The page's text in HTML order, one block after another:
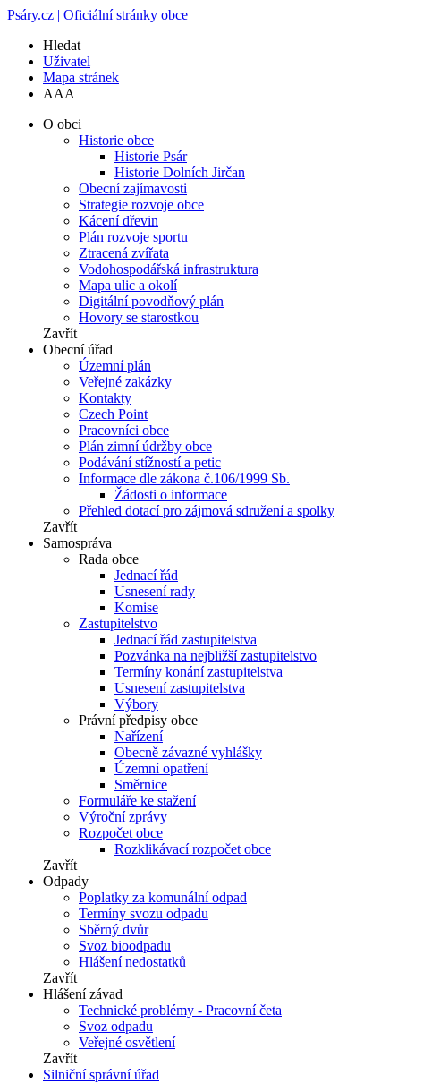
Psáry.cz | Oficiální stránky obce
Hledat
Uživatel
Mapa stránek
AAA
O obci
Historie obce
Historie Psár
Historie Dolních Jirčan
Obecní zajímavosti
Strategie rozvoje obce
Kácení dřevin
Plán rozvoje sportu
Ztracená zvířata
Vodohospodářská infrastruktura
Mapa ulic a okolí
Digitální povodňový plán
Hovory se starostkou
Zavřít
Obecní úřad
Územní plán
Veřejné zakázky
Kontakty
Czech Point
Pracovníci obce
Plán zimní údržby obce
Podávání stížností a petic
Informace dle zákona č.106/1999 Sb.
Žádosti o informace
Přehled dotací pro zájmová sdružení a spolky
Zavřít
Samospráva
Rada obce
Jednací řád
Usnesení rady
Komise
Zastupitelstvo
Jednací řád zastupitelstva
Pozvánka na nejbližší zastupitelstvo
Termíny konání zastupitelstva
Usnesení zastupitelstva
Výbory
Právní předpisy obce
Nařízení
Obecně závazné vyhlášky
Územní opatření
Směrnice
Formuláře ke stažení
Výroční zprávy
Rozpočet obce
Rozklikávací rozpočet obce
Zavřít
Odpady
Poplatky za komunální odpad
Termíny svozu odpadu
Sběrný dvůr
Svoz bioodpadu
Hlášení nedostatků
Zavřít
Hlášení závad
Technické problémy - Pracovní četa
Svoz odpadu
Veřejné osvětlení
Zavřít
Silniční správní úřad